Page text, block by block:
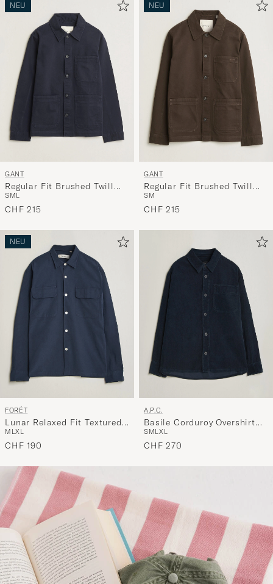
NEU
GANT
Regular Fit Brushed Twill
Overshirt Evening Blue
SML
CHF 215
NEU
GANT
Regular Fit Brushed Twill
Overshirt Black Brown
SM
CHF 215
NEU
FORÉT
Lunar Relaxed Fit Textured
Overshirt Navy
M LXL
CHF 190
A.P.C.
Basile Corduroy Overshirt
Dark Navy
SMLXL
CHF 270